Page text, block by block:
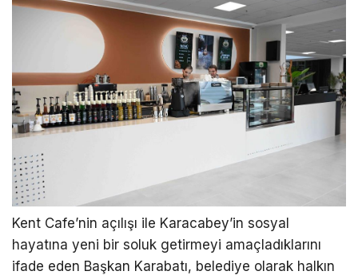
Kent Cafe’nin açılışı ile Karacabey’in sosyal
hayatına yeni bir soluk getirmeyi amaçladıklarını
ifade eden Başkan Karabatı, belediye olarak halkın